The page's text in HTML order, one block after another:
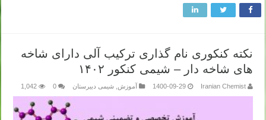
نکته کنکوری نام گذاری ترکیب آلی دارای شاخه
های شاخه دار – شیمی کنکور ۱۴۰۲
Iranian Chemist
1400-09-29 آموزش شیمی دبیرستان 0
1,042